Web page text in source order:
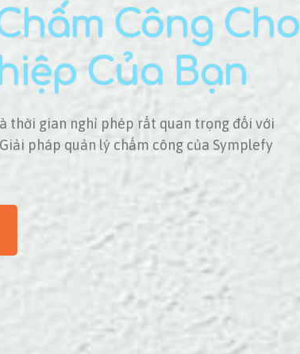
Công Cho
Của Bạn
thời gian nghỉ phép rất quan trọng đối với
pháp quản lý chấm công của Symplefy